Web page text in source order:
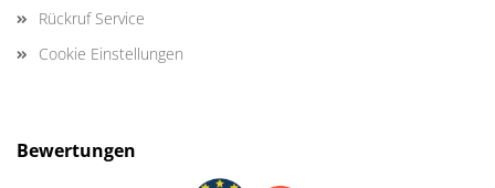
Rückruf Service
Cookie Einstellungen
Bewertungen